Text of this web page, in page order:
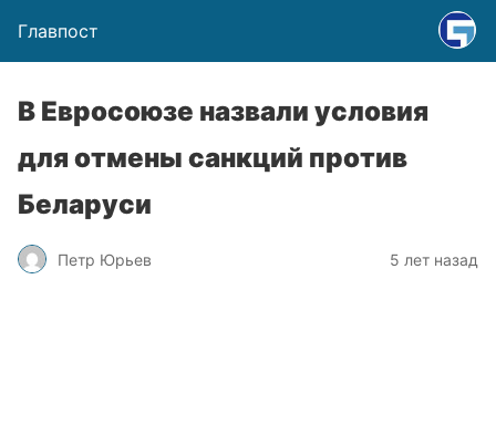
Главпост
В Евросоюзе назвали условия
для отмены санкций против
Беларуси
Петр Юрьев 5 лет назад